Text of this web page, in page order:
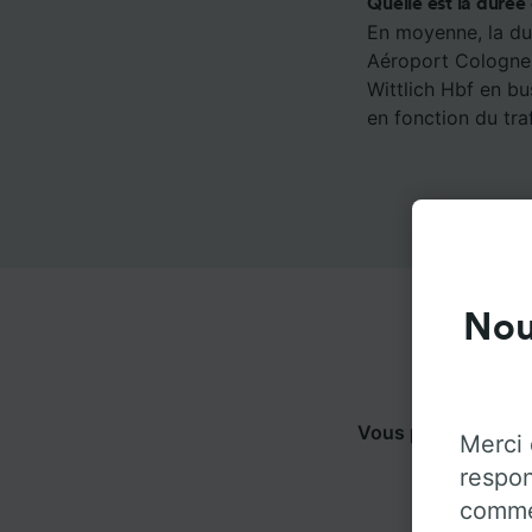
Quelle est la
En moyenne, la
Aéroport
Wittlich Hbf en
en fonction du
Vous pouvez
ci-
Merci